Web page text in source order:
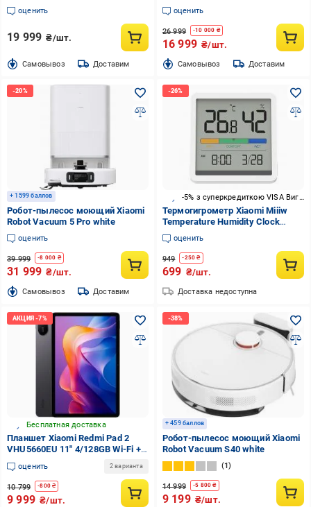
оценить
19 999 ₴/шт.
Cамовывоз Доставим
оценить
26 999 -10 000 ₴
16 999 ₴/шт.
Cамовывоз Доставим
+ 1599 баллов
Робот-пылесос моющий Xiaomi
Robot Vacuum 5 Pro white
оценить
39 999 -8 000 ₴
31 999 ₴/шт.
Cамовывоз Доставим
Термогигрометр Xiaomi Miiiw
Temperature Humidity Clock
White S210 (MW22S06)
оценить
949 -250 ₴
699 ₴/шт.
Доставка недоступна
Бесплатная доставка
Планшет Xiaomi Redmi Pad 2
VHU5660EU 11" 4/128GB Wi-Fi +
4G graphite gray (1151101)
оценить 2 варианта
10 799 -800 ₴
9 999 ₴/шт.
+ 459 баллов
Робот-пылесос моющий Xiaomi
Robot Vacuum S40 white
1
14 999 -5 800 ₴
9 199 ₴/шт.